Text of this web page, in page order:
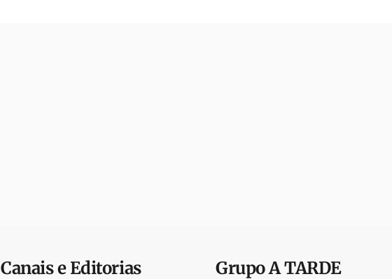
Canais e Editorias GrupoA TARDE